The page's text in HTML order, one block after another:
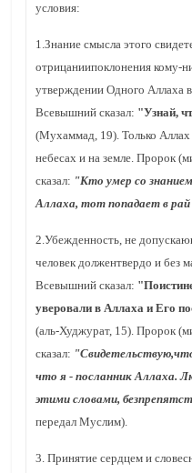
условия:
1.Знание смысла этого
отрицаниипоклонения кому-
утверждении Одного Аллаха
Всевышний сказал: "Узнай,
(Мухаммад, 19). Только Аллах
небесах и на земле. Пророк
сказал: "Кто умер со
Аллаха, тот попадает в
2.Убежденность, не
человек должентвердо и без
Всевышний сказал:
уверовали в Аллаха и Его
(аль-Худжурат, 15). Пророк
сказал:
что я - посланник Аллаха.
этими словами,
передал Муслим).
3. Принятие сердцем и